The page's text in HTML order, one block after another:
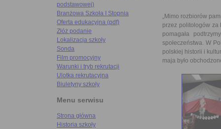
podstawowej)
Branżowa Szkoła I Stopnia
Oferta edukacyjna (pdf)
Złóż podanie
Lokalizacja szkoły
Sonda
Film promocyjny
Warunki i tryb rekrutacji
Ulotka rekrutacyjna
Biuletyny szkoły
Menu serwisu
Strona główna
Historia szkoły
„Mimo rozbiorów
przez politologów za
pomagała
społeczeństwa. W
polskiej historii i
maja było